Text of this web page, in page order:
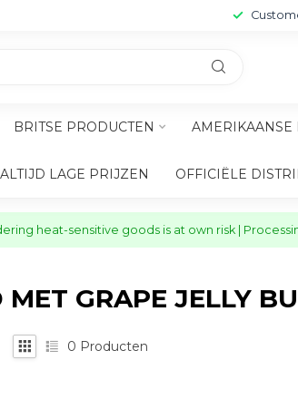
BRITSE PRODUCTEN AMERIKAANSE
ALTIJD LAGE PRIJZEN OFFICIËLE
heat-sensitive goods is at own risk |
GRAPE JELLY
0 Producten